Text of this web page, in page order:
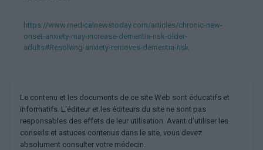
https://www.medicalnewstoday.com/articles/chronic-new-
onset-anxiety-may-increase-dementia-risk-older-
adults#Resolving-anxiety-removes-dementia-risk
Le contenu et les documents de ce site Web sont éducatifs et
informatifs. L'éditeur et les éditeurs du site ne sont pas
responsables des effets de leur utilisation. Avant d'utiliser les
conseils et astuces contenus dans le site, vous devez
absolument consulter votre médecin.